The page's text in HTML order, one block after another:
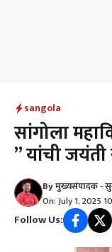
sangola
सांगोला
” यांची
Byमुख्यसंपादक -
On: July 1, 2025
Follow Us: